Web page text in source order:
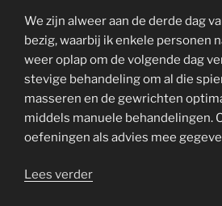
We zijn alweer aan de derde dag
bezig, waarbij ik enkele personen
weer oplap om de volgende dag
stevige behandeling om al die
masseren en de gewrichten
middels manuele behandelingen.
oefeningen als advies mee
Lees verder“Nijmeegse